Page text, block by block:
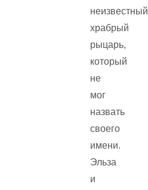
неизвестный
храбрый
рыцарь,
который
не
мог
назвать
своего
имени.
Эльза
и